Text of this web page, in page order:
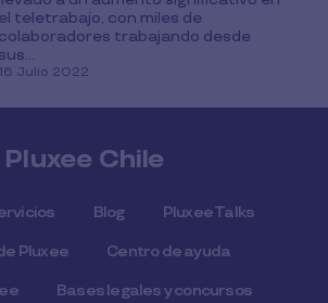
el teletrabajo, con miles de
colaboradores trabajando desde
sus...
16 Julio 2022
Pluxee Chile
Blog Pluxee Talks
Pluxee Centro de ayuda
Bases legales y concursos